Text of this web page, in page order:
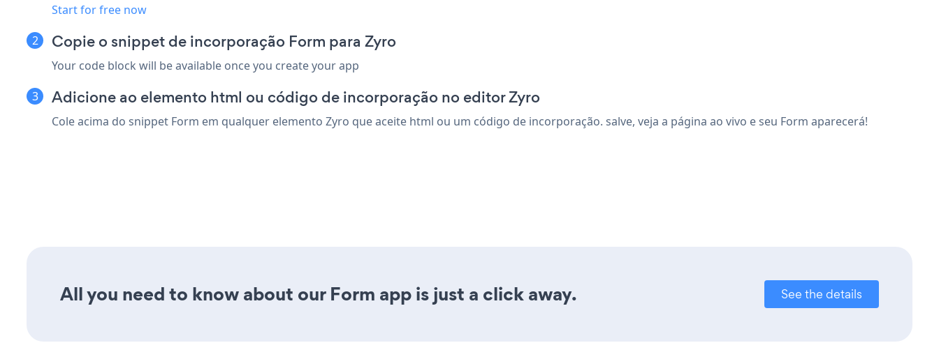
Start for free now
Copie o snippet de incorporação Form para Zyro
Your code block will be available once you create your app
Adicione ao elemento html ou código de incorporação no editor Zyro
Cole acima do snippet Form em qualquer elemento Zyro que aceite html ou um código de incorporação. salve, veja a página ao vivo e seu Form aparecerá!
All you need to know about our Form app is just a click away. See the details